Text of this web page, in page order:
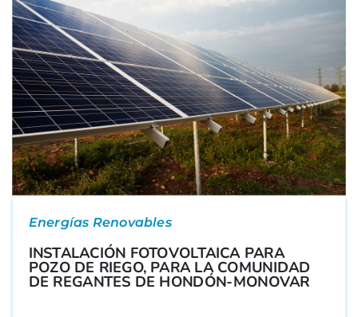
Energías Renovables
INSTALACIÓN FOTOVOLTAICA PARA
POZO DE RIEGO, PARA LA COMUNIDAD
DE REGANTES DE HONDÓN-MONOVAR